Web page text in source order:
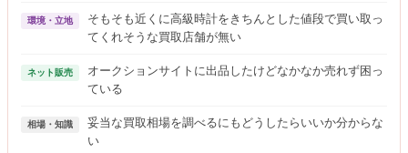
環境・立地
そもそも近くに高級時計をきちんとした値段で買い取っ
てくれそうな買取店舗が無い
ネット販売
オークションサイトに出品したけどなかなか売れず困っ
ている
相場・知識
妥当な買取相場を調べるにもどうしたらいいか分からな
い